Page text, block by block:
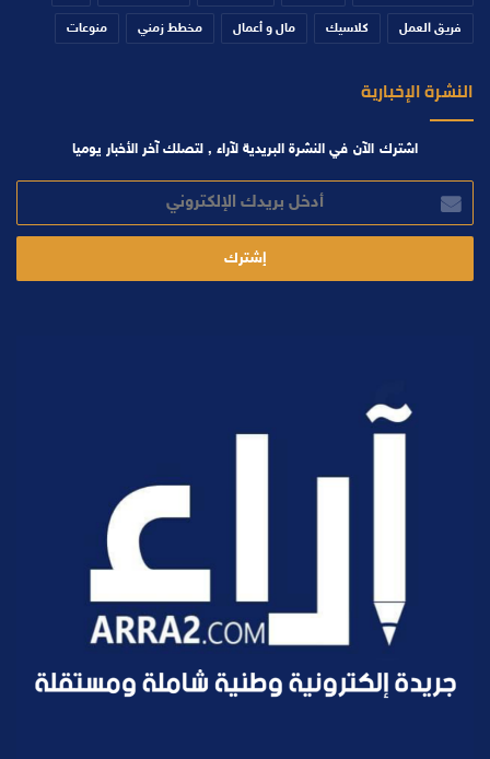
فريق العمل كلاسيك مال و أعمال مخطط زمني منوعات
النشرة الإخبارية
اشترك الآن في النشرة البريدية لآراء , لتصلك آخر الأخبار يوميا
بريدك
الإلكتروني